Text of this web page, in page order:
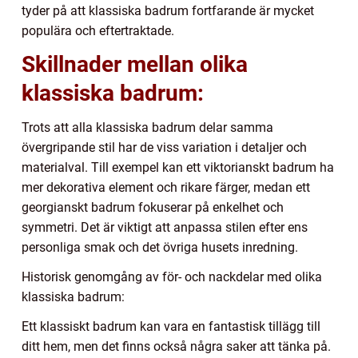
tyder på att klassiska badrum fortfarande är mycket
populära och eftertraktade.
Skillnader mellan olika
klassiska badrum:
Trots att alla klassiska badrum delar samma
övergripande stil har de viss variation i detaljer och
materialval. Till exempel kan ett viktorianskt badrum ha
mer dekorativa element och rikare färger, medan ett
georgianskt badrum fokuserar på enkelhet och
symmetri. Det är viktigt att anpassa stilen efter ens
personliga smak och det övriga husets inredning.
Historisk genomgång av för- och nackdelar med olika
klassiska badrum:
Ett klassiskt badrum kan vara en fantastisk tillägg till
ditt hem, men det finns också några saker att tänka på.